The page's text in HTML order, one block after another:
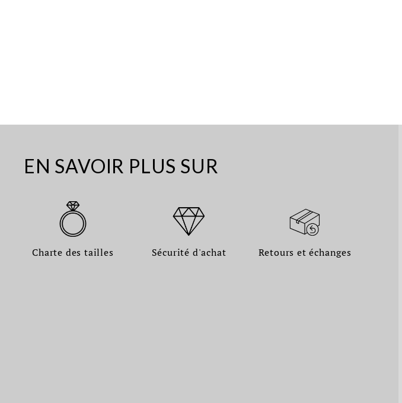
EN SAVOIR PLUS SUR
Charte des tailles Sécurité d'achat Retours et échanges